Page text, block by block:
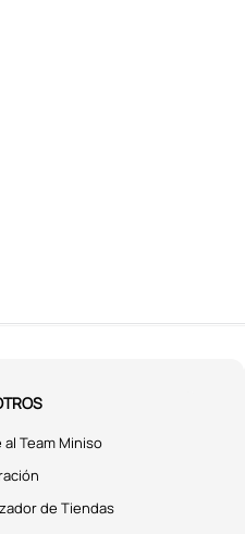
al Team Miniso
de Tiendas